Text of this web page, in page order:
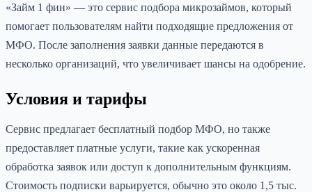
«Займ 1 фин» — это сервис подбора микрозаймов, который
помогает пользователям найти подходящие предложения от
МФО. После заполнения заявки данные передаются в
несколько организаций, что увеличивает шансы на одобрение.
Условия и тарифы
Сервис предлагает бесплатный подбор МФО, но также
предоставляет платные услуги, такие как ускоренная
обработка заявок или доступ к дополнительным функциям.
Стоимость подписки варьируется, обычно это около 1,5 тыс.